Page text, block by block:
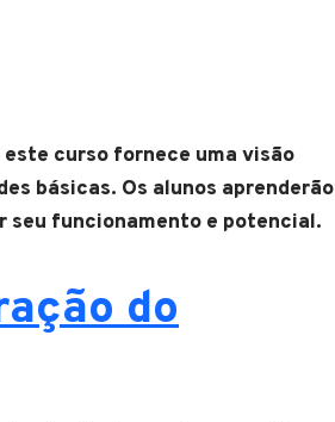
curso fornece uma visão
básicas. Os alunos aprenderão
seu funcionamento e potencial.
do